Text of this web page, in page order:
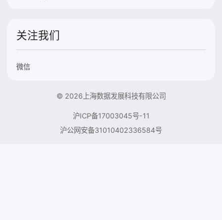
关注我们
微信
© 2026上海数据发展科技有限公司
沪ICP备17003045号-11
沪公网安备31010402336584号